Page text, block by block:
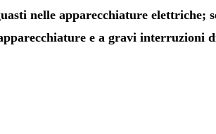
nelle apparecchiature elettriche;
e a gravi interruzioni